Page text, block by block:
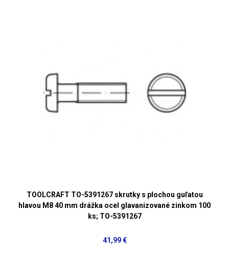
TOOLCRAFT TO-5391267 skrutky s plochou guľatou
hlavou M8 40 mm drážka ocel glavanizované zinkom 100
ks; TO-5391267
41,99 €